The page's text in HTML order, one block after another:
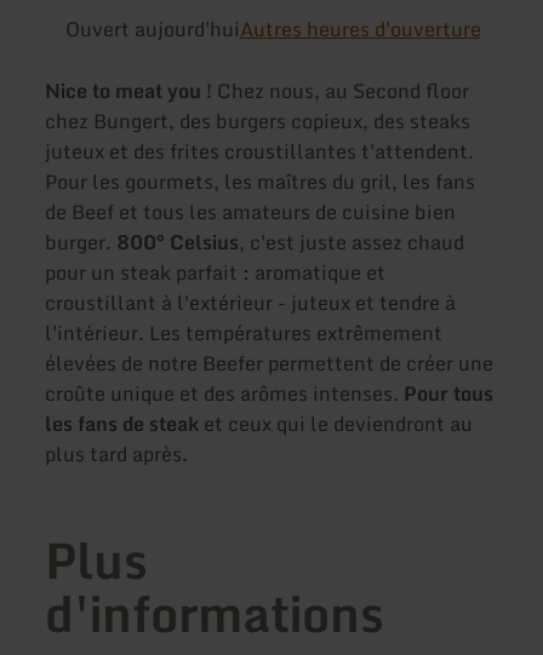
Ouvert aujourd'huiAutres heures d'ouverture
Nice to meat you ! Chez nous, au Second floor
chez Bungert, des burgers copieux, des steaks
juteux et des frites croustillantes t'attendent.
Pour les gourmets, les maîtres du gril, les fans
de Beef et tous les amateurs de cuisine bien
burger. 800° Celsius, c'est juste assez chaud
pour un steak parfait : aromatique et
croustillant à l'extérieur - juteux et tendre à
l'intérieur. Les températures extrêmement
élevées de notre Beefer permettent de créer une
croûte unique et des arômes intenses. Pour tous
les fans de steaket ceux qui le deviendront au
plus tard après.
Plus
d'informations